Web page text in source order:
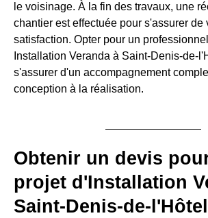
le voisinage. À la fin des travaux, une
chantier est effectuée pour s'assurer de
satisfaction. Opter pour un
Installation Veranda à Saint-Denis-de-
s'assurer d'un accompagnement
conception à la réalisation.
Obtenir un devis
projet d'Installation
Saint-Denis-de-l'Hôtel